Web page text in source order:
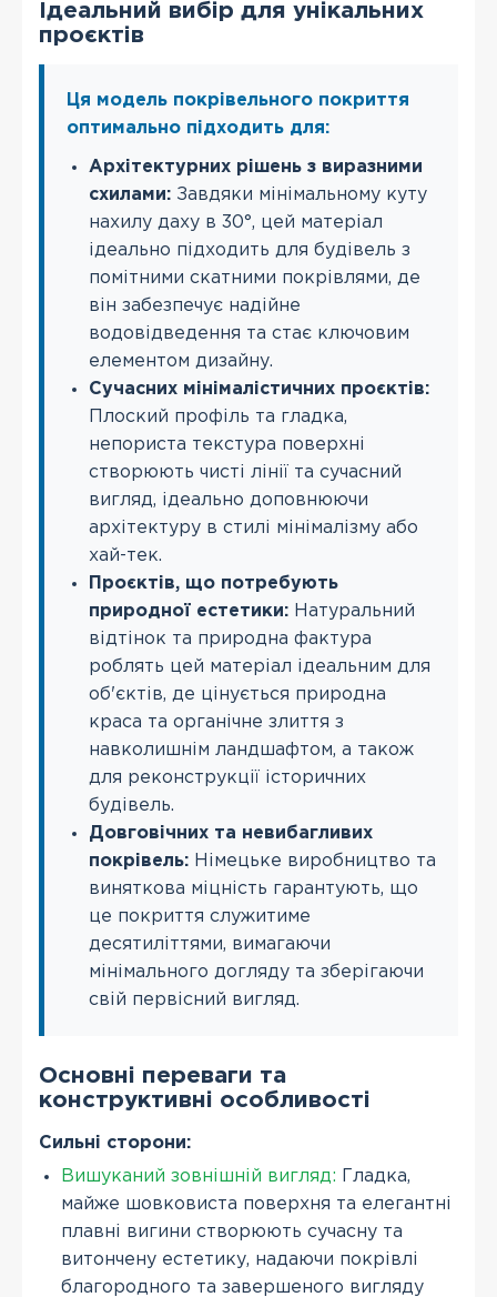
Ідеальний вибір для унікальних
проєктів
Ця модель покрівельного покриття
оптимально підходить для:
Архітектурних рішень з виразними
схилами: Завдяки мінімальному куту
нахилу даху в 30°, цей матеріал
ідеально підходить для будівель з
помітними скатними покрівлями, де
він забезпечує надійне
водовідведення та стає ключовим
елементом дизайну.
Сучасних мінімалістичних проєктів:
Плоский профіль та гладка,
непориста текстура поверхні
створюють чисті лінії та сучасний
вигляд, ідеально доповнюючи
архітектуру в стилі мінімалізму або
хай-тек.
Проєктів, що потребують
природної естетики: Натуральний
відтінок та природна фактура
роблять цей матеріал ідеальним для
об'єктів, де цінується природна
краса та органічне злиття з
навколишнім ландшафтом, а також
для реконструкції історичних
будівель.
Довговічних та невибагливих
покрівель: Німецьке виробництво та
виняткова міцність гарантують, що
це покриття служитиме
десятиліттями, вимагаючи
мінімального догляду та зберігаючи
свій первісний вигляд.
Основні переваги та
конструктивні особливості
Сильні сторони:
Вишуканий зовнішній вигляд: Гладка,
майже шовковиста поверхня та елегантні
плавні вигини створюють сучасну та
витончену естетику, надаючи покрівлі
благородного та завершеного вигляду